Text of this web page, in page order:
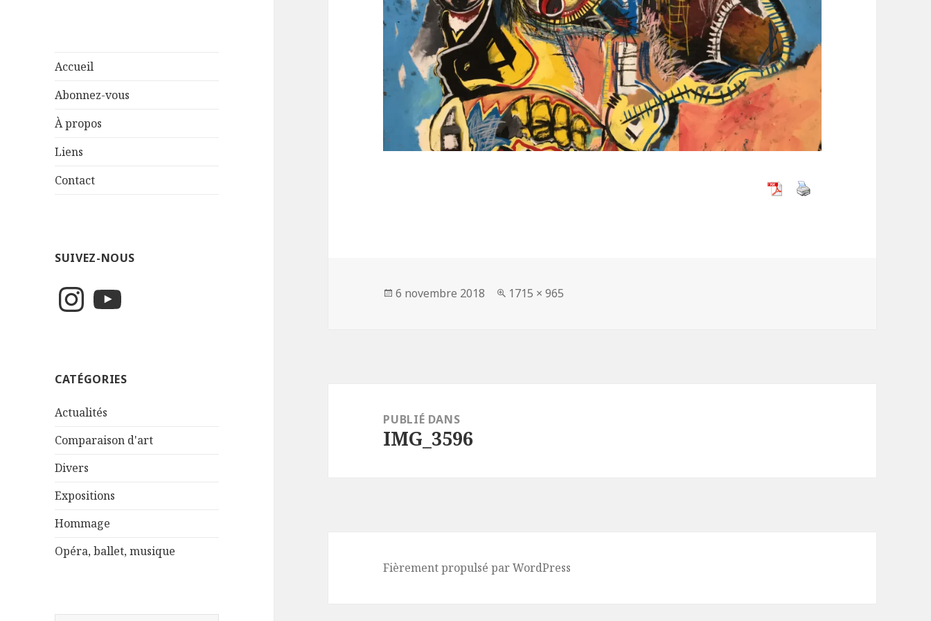
Accueil
Abonnez-vous
À propos
Liens
Contact
SUIVEZ-NOUS
InstagramYouTube
CATÉGORIES
Actualités
Comparaison d'art
Divers
Expositions
Hommage
Opéra, ballet, musique
Publié
6 novembre 2018
Taille
1715 × 965
l’article
PUBLIÉ DANS
IMG_3596
Fièrement propulsé par WordPress